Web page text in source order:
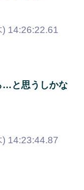
14:26:22.61
…と思うしかな
14:23:44.87